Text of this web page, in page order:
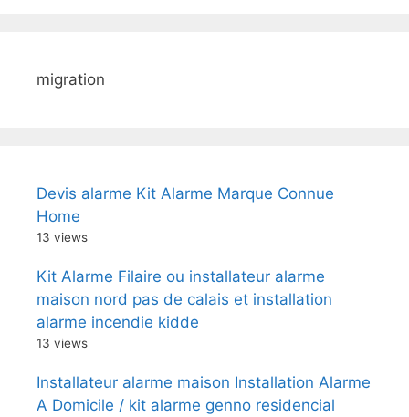
migration
Devis alarme Kit Alarme Marque Connue
Home
13 views
Kit Alarme Filaire ou installateur alarme
maison nord pas de calais et installation
alarme incendie kidde
13 views
Installateur alarme maison Installation Alarme
A Domicile / kit alarme genno residencial